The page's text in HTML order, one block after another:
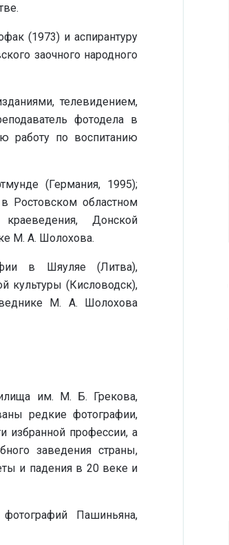
(1973) и аспирантуру
заочного народного
телевидением,
фотодела в
работу по воспитанию
(Германия, 1995);
Ростовском областном
Донской
М. А. Шолохова.
в Шяуляе (Литва),
культуры (Кисловодск),
М. А. Шолохова
им. М. Б. Грекова,
редкие фотографии,
избранной профессии, а
заведения страны,
и падения в 20 веке и
Пашиньяна,